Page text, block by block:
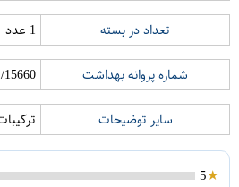
تعداد در بسته 1 عدد
شماره پروانه بهداشت 15660
سایر توضیحات
5